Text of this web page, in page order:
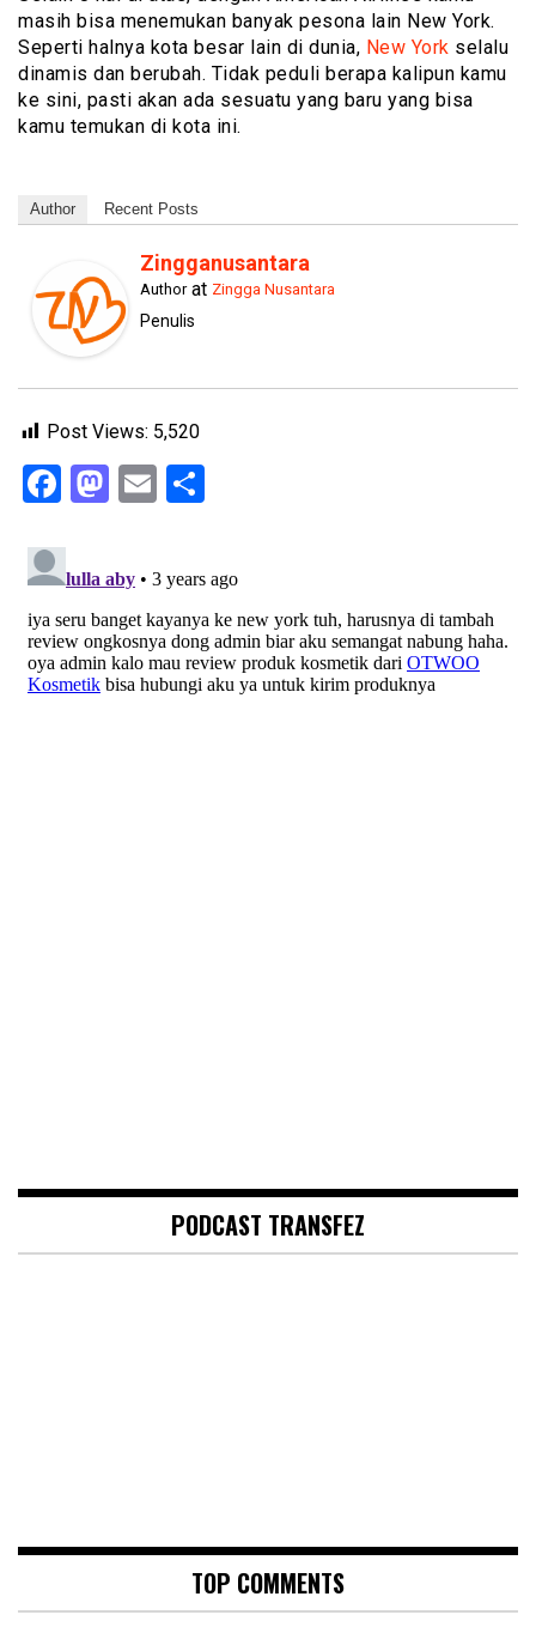
masih bisa menemukan banyak pesona lain New York.
Seperti halnya kota besar lain di dunia, New York selalu
dinamis dan berubah. Tidak peduli berapa kalipun kamu
ke sini, pasti akan ada sesuatu yang baru yang bisa
kamu temukan di kota ini.
Author Recent Posts
Zingganusantara
Authorat Zingga Nusantara
Penulis
Post Views: 5,520
Facebook
Mastodon
Email
PODCAST TRANSFEZ
TOP COMMENTS